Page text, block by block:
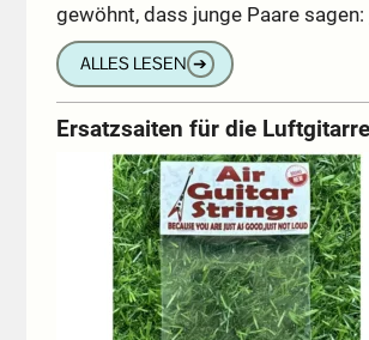
gewöhnt, dass junge Paare sagen:
ALLES LESEN ➔
Ersatzsaiten für die Luftgitarre